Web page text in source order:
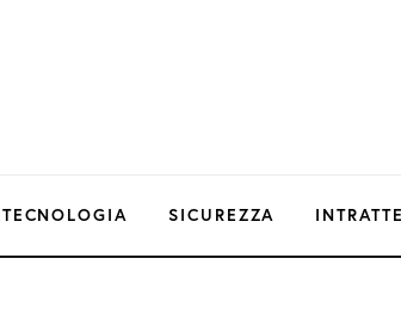
TECNOLOGIA SICUREZZA